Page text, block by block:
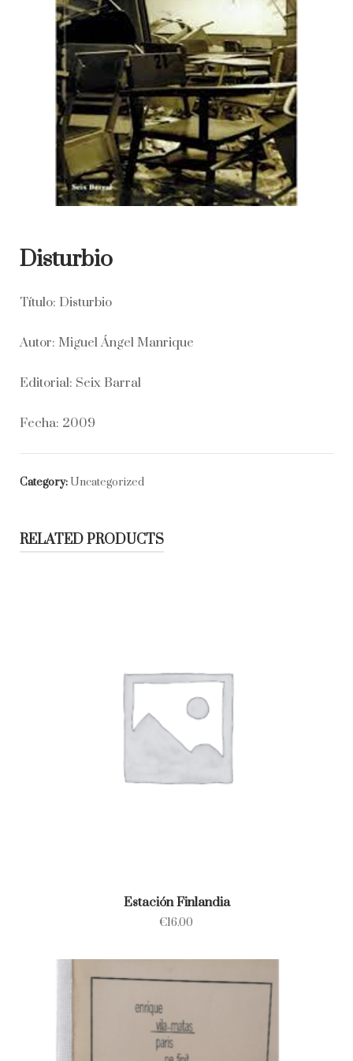
Disturbio
Título: Disturbio
Autor: Miguel Ángel Manrique
Editorial: Seix Barral
Fecha: 2009
Category:Uncategorized
RELATED PRODUCTS
Estación Finlandia
€16.00